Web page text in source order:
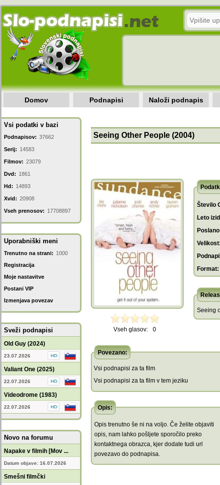
Domov Podnapisi Naloži podnapis
Vsi podatki v bazi
Podnapisov: 37662
Serij: 14583
Filmov: 23079
Dvd: 1861
Hd: 14893
Xvid: 20908
Vseh prenosov: 17708897
Uporabniški meni
Trenutno na strani: 1000
Registracija
Moje nastavitve
Postani VIP
Izmenjava povezav
Sveži podnapisi
Old Guy (2024)
23.07.2026
Valiant One (2025)
22.07.2026
Videodrome (1983)
22.07.2026
Novo na forumu
Napake v filmih [Mov ...
Datum objave: 16.07.2026
Smešni filmčki
Seeing Other People (2004)
Vseh glasov: 0
Število
Leto
Format:
Seeing
Povezano:
Vsi podnapisi za ta film
Vsi podnapisi za ta film v tem jeziku
Opis:
Opis trenutno še ni na voljo. Če želite objaviti
opis, nam lahko pošljete sporočilo preko
kontaktnega obrazca, kjer dodate tudi url
povezavo do podnapisa.